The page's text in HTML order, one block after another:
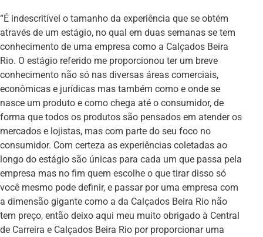
“É indescritível o tamanho da experiência que se obtém
através de um estágio, no qual em duas semanas se tem
conhecimento de uma empresa como a Calçados Beira
Rio. O estágio referido me proporcionou ter um breve
conhecimento não só nas diversas áreas comerciais,
econômicas e jurídicas mas também como e onde se
nasce um produto e como chega até o consumidor, de
forma que todos os produtos são pensados em atender os
mercados e lojistas, mas com parte do seu foco no
consumidor. Com certeza as experiências coletadas ao
longo do estágio são únicas para cada um que passa pela
empresa mas no fim quem escolhe o que tirar disso só
você mesmo pode definir, e passar por uma empresa com
a dimensão gigante como a da Calçados Beira Rio não
tem preço, então deixo aqui meu muito obrigado à Central
de Carreira e Calçados Beira Rio por proporcionar uma